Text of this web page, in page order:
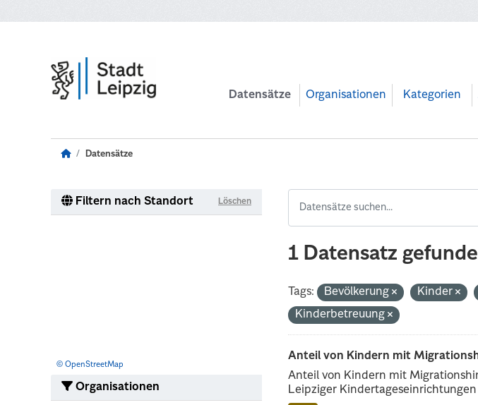
Datensätze Organisationen Kategorien
Datensätze
Filtern nach Standort Löschen
© OpenStreetMap
Organisationen
1 Datensatz
Tags: Bevölkerung Kinder
Kinderbetreuung
Anteil von Kindern mit
Anteil von Kindern mit
Leipziger